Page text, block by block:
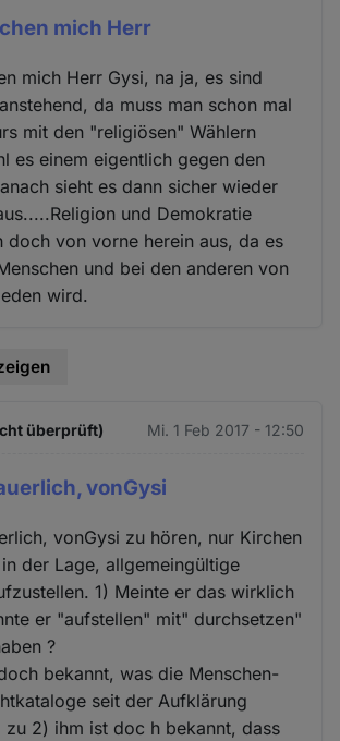
mich Herr
mich Herr Gysi, na ja, es sind
da muss man schon mal
mit den "religiösen" Wählern
es einem eigentlich gegen den
sieht es dann sicher wieder
und Demokratie
doch von vorne herein aus, da es
und bei den anderen von
wird.
überprüft) Mi. 1 Feb 2017 - 12:50
vonGysi
vonGysi zu hören, nur Kirchen
der Lage, allgemeingültige
1) Meinte er das wirklich
er "aufstellen" mit" durchsetzen"
?
bekannt, was die Menschen-
seit der Aufklärung
zu 2) ihm ist doc h bekannt, dass